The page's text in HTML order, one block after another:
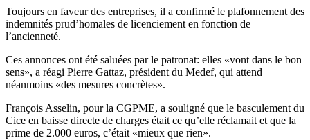
Toujours en faveur des entreprises, il a confirmé le plafonnement des
indemnités prud’homales de licenciement en fonction de
l’ancienneté.
Ces annonces ont été saluées par le patronat: elles «vont dans le bon
sens», a réagi Pierre Gattaz, président du Medef, qui attend
néanmoins «des mesures concrètes».
François Asselin, pour la CGPME, a souligné que le basculement du
Cice en baisse directe de charges était ce qu’elle réclamait et que la
prime de 2.000 euros, c’était «mieux que rien».